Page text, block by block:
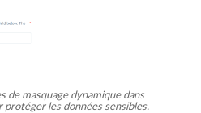
de masquage dynamique dans
protéger les données sensibles.